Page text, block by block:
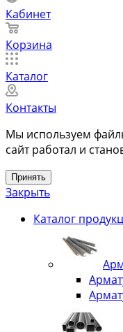
Кабинет
Корзина
Каталог
Контакты
Мы используем
сайт работал и
Принять
Закрыть
Каталог